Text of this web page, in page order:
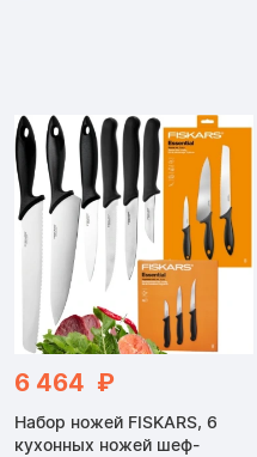
6 464 ₽
Набор ножей FISKARS, 6
кухонных ножей шеф-